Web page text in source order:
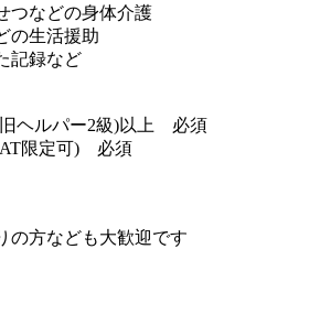
などの身体介護
生活援助
記録など
ヘルパー2級)以上 必須
限定可) 必須
の方なども大歓迎です